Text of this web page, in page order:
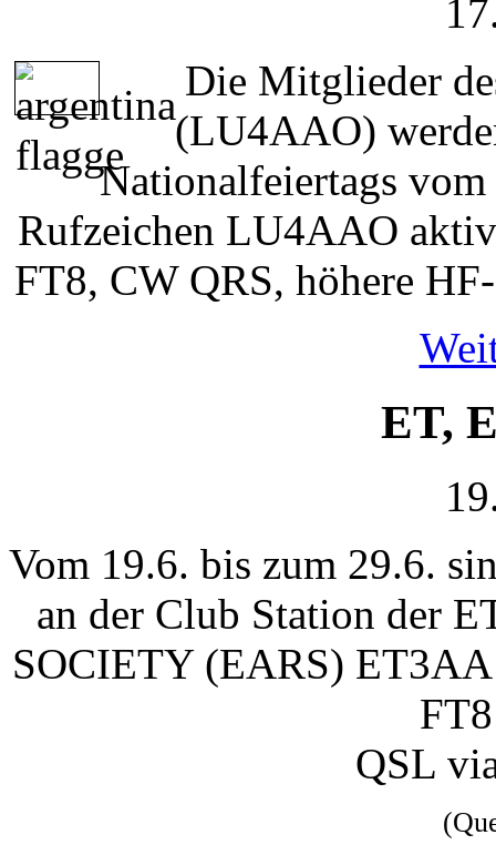
Die Mitglieder
(LU4AAO)
Nationalfeiertags
Rufzeichen LU4AAO
FT8, CW QRS, höhere
ET,
Vom 19.6. bis zum 29.6.
an der Club Station der
SOCIETY (EARS)
QSL